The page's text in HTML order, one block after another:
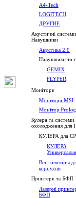
A4-Tech
LOGITECH
ДРУГИЕ
Акустичні
Навушники
Акустика 2.0
Навушники та
GEMIX
FLYPER
Монітори
Монітори MSI
Монітор
Кулера та системи
охолодження для
КУЛЕРА для
КУЛЕРА
Вентиляторы
корпусов
Принтери та БФП
Лазерні
БФП